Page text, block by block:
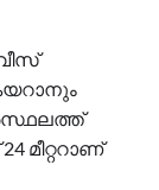
മീറ്ററാണ്